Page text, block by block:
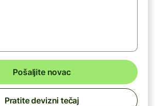
Pošaljite novac
Pratite devizni tečaj